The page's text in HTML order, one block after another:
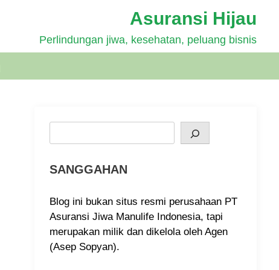
Asuransi Hijau
Perlindungan jiwa, kesehatan, peluang bisnis
SANGGAHAN
Blog ini bukan situs resmi perusahaan PT
Asuransi Jiwa Manulife Indonesia, tapi
merupakan milik dan dikelola oleh Agen
(Asep Sopyan).